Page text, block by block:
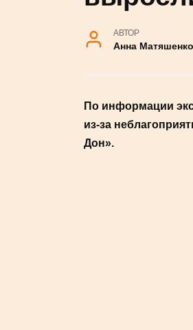
АВТОР
Анна Матяшенко
По информации
из-за
Дон».